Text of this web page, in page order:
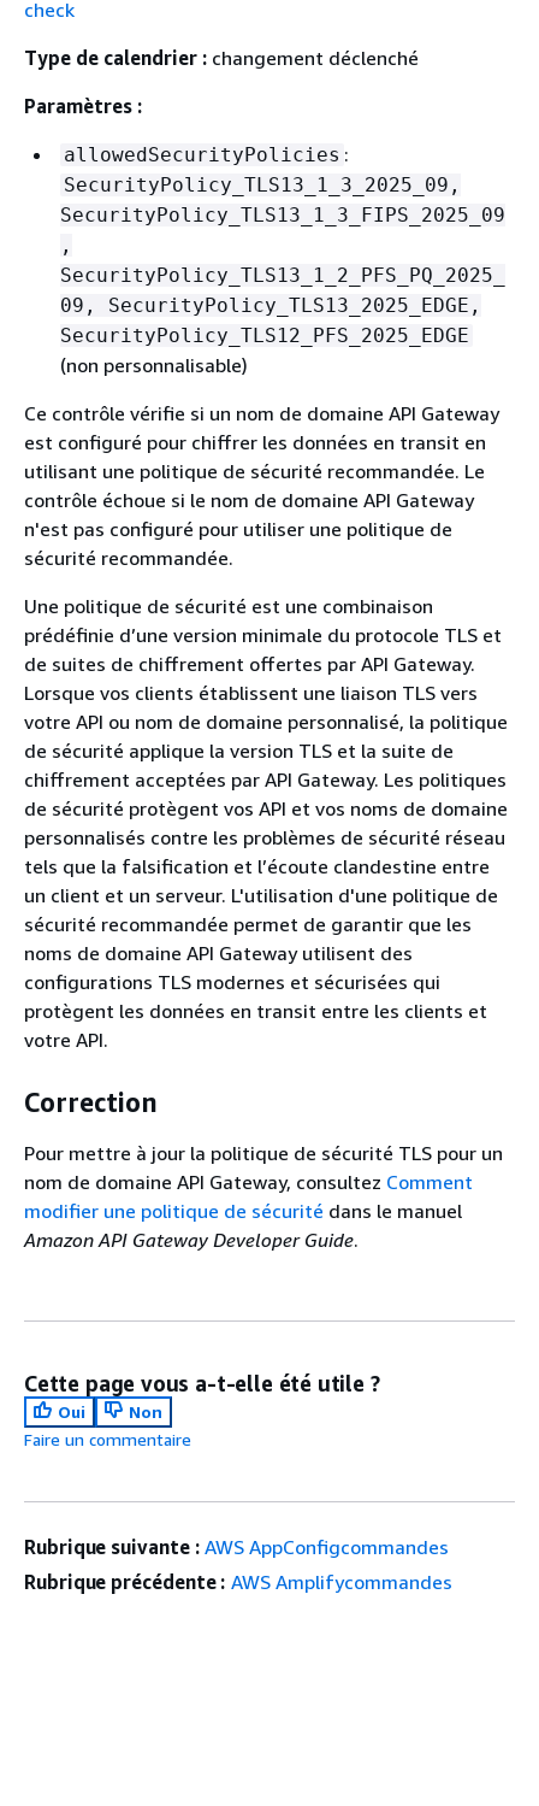
check
Type de calendrier : changement déclenché
Paramètres :
allowedSecurityPolicies :
SecurityPolicy_TLS13_1_3_2025_09,
SecurityPolicy_TLS13_1_3_FIPS_2025_09
,
SecurityPolicy_TLS13_1_2_PFS_PQ_2025_
09, SecurityPolicy_TLS13_2025_EDGE,
SecurityPolicy_TLS12_PFS_2025_EDGE
(non personnalisable)
Ce contrôle vérifie si un nom de domaine API Gateway
est configuré pour chiffrer les données en transit en
utilisant une politique de sécurité recommandée. Le
contrôle échoue si le nom de domaine API Gateway
n'est pas configuré pour utiliser une politique de
sécurité recommandée.
Une politique de sécurité est une combinaison
prédéfinie d’une version minimale du protocole TLS et
de suites de chiffrement offertes par API Gateway.
Lorsque vos clients établissent une liaison TLS vers
votre API ou nom de domaine personnalisé, la politique
de sécurité applique la version TLS et la suite de
chiffrement acceptées par API Gateway. Les politiques
de sécurité protègent vos API et vos noms de domaine
personnalisés contre les problèmes de sécurité réseau
tels que la falsification et l’écoute clandestine entre
un client et un serveur. L'utilisation d'une politique de
sécurité recommandée permet de garantir que les
noms de domaine API Gateway utilisent des
configurations TLS modernes et sécurisées qui
protègent les données en transit entre les clients et
votre API.
Correction
Pour mettre à jour la politique de sécurité TLS pour un
nom de domaine API Gateway, consultez Comment
modifier une politique de sécurité dans le manuel
Amazon API Gateway Developer Guide.
Cette page vous a-t-elle été utile ?
Oui
Non
Faire un commentaire
Rubrique suivante : AWS AppConfigcommandes
Rubrique précédente : AWS Amplifycommandes